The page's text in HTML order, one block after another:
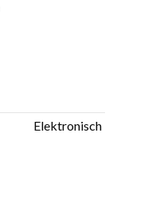
Elektronisch